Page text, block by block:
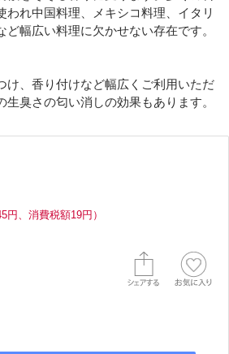
われ中国料理、メキシコ料理、イタリ
幅広い料理に欠かせない存在です。
け、香り付けなど幅広くご利用いただ
臭さの匂い消しの効果もあります。
円、消費税額19円）